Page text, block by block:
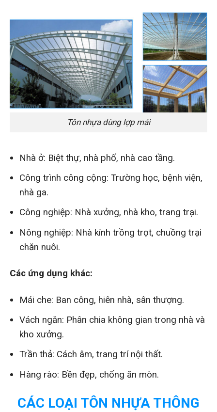
Tôn nhựa dùng lợp mái
Nhà ở: Biệt thự, nhà phố, nhà cao tầng.
Công trình công cộng: Trường học, bệnh viện,
nhà ga.
Công nghiệp: Nhà xưởng, nhà kho, trang trại.
Nông nghiệp: Nhà kính trồng trọt, chuồng trại
chăn nuôi.
Các ứng dụng khác:
Mái che: Ban công, hiên nhà, sân thượng.
Vách ngăn: Phân chia không gian trong nhà và
kho xưởng.
Trần thả: Cách âm, trang trí nội thất.
Hàng rào: Bền đẹp, chống ăn mòn.
CÁC LOẠI TÔN NHỰA THÔNG